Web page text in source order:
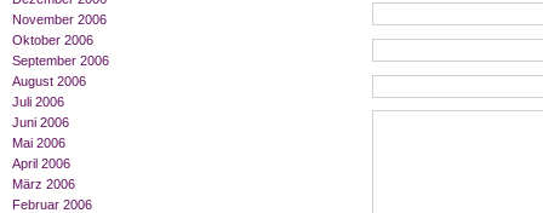
November 2006
Oktober 2006
September 2006
August 2006
Juli 2006
Juni 2006
Mai 2006
April 2006
März 2006
Februar 2006